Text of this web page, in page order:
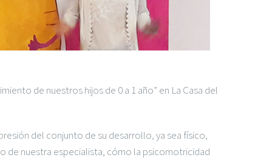
de nuestros hijos de 0 a 1 año” en La Casa del
del conjunto de su desarrollo, ya sea físico,
de nuestra especialista, cómo la psicomotricidad